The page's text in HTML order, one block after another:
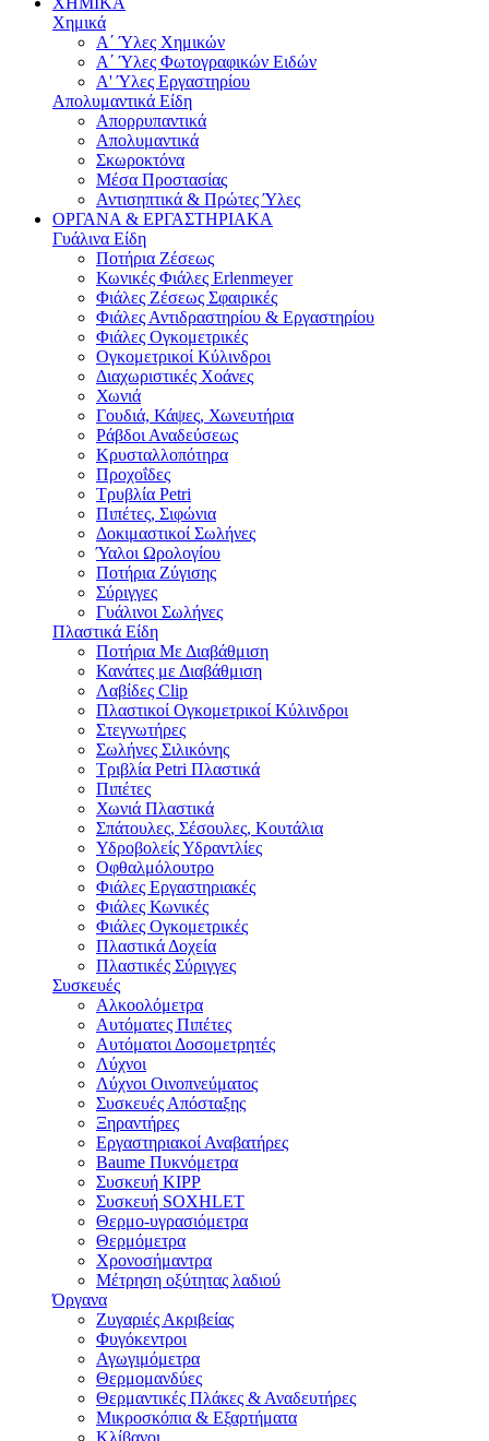
Χημικά
Α΄ Ύλες Χημικών
Α΄ Ύλες Φωτογραφικών Ειδών
Α' Ύλες Εργαστηρίου
Απολυμαντικά Είδη
Απορρυπαντικά
Απολυμαντικά
Σκωροκτόνα
Μέσα Προστασίας
Αντισηπτικά & Πρώτες Ύλες
ΟΡΓΑΝΑ & ΕΡΓΑΣΤΗΡΙΑΚΑ
Γυάλινα Είδη
Ποτήρια Ζέσεως
Κωνικές Φιάλες Erlenmeyer
Φιάλες Ζέσεως Σφαιρικές
Φιάλες Αντιδραστηρίου & Εργαστηρίου
Φιάλες Ογκομετρικές
Ογκομετρικoί Κύλινδροι
Διαχωριστικές Χoάνες
Χωνιά
Γουδιά, Κάψες, Χωνευτήρια
Ράβδοι Αναδεύσεως
Κρυσταλλοπότηρα
Προχοΐδες
Τρυβλία Petri
Πιπέτες, Σιφώνια
Δοκιμαστικοί Σωλήνες
Ύαλοι Ωρολογίου
Ποτήρια Ζύγισης
Σύριγγες
Γυάλινοι Σωλήνες
Πλαστικά Είδη
Ποτήρια Με Διαβάθμιση
Κανάτες με Διαβάθμιση
Λαβίδες Clip
Πλαστικοί Ογκομετρικοί Κύλινδροι
Στεγνωτήρες
Σωλήνες Σιλικόνης
Τριβλία Petri Πλαστικά
Πιπέτες
Χωνιά Πλαστικά
Σπάτουλες, Σέσουλες, Κουτάλια
Υδροβολείς Υδραντλίες
Οφθαλμόλουτρο
Φιάλες Εργαστηριακές
Φιάλες Κωνικές
Φιάλες Ογκομετρικές
Πλαστικά Δοχεία
Πλαστικές Σύριγγες
Συσκευές
Αλκοολόμετρα
Αυτόματες Πιπέτες
Αυτόματοι Δοσομετρητές
Λύχνοι
Λύχνοι Οινοπνεύματος
Συσκευές Απόσταξης
Ξηραντήρες
Εργαστηριακοί Αναβατήρες
Baume Πυκνόμετρα
Συσκευή KIPP
Συσκευή SOXHLET
Θερμο-υγρασιόμετρα
Θερμόμετρα
Χρονοσήμαντρα
Μέτρηση οξύτητας λαδιού
Όργανα
Ζυγαριές Ακριβείας
Φυγόκεντροι
Αγωγιμόμετρα
Θερμομανδύες
Θερμαντικές Πλάκες & Αναδευτήρες
Μικροσκόπια & Εξαρτήματα
Κλίβανοι